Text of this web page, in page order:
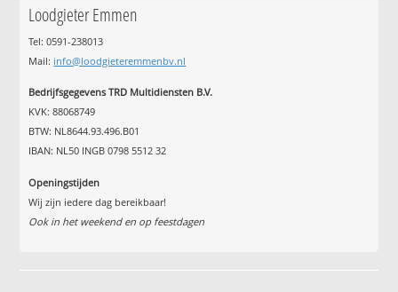
Loodgieter Emmen
Tel: 0591-238013
Mail: info@loodgieteremmenbv.nl
Bedrijfsgegevens TRD Multidiensten B.V.
KVK: 88068749
BTW: NL8644.93.496.B01
IBAN: NL50 INGB 0798 5512 32
Openingstijden
Wij zijn iedere dag bereikbaar!
Ook in het weekend en op feestdagen